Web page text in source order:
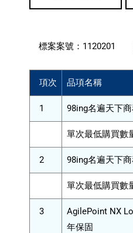
標案案號： 1120201
項次 品項名稱
1 98ing名遍天下
單次最低購買數
2 98ing名遍天下
單次最低購買數
3
AgilePoint NX
年保固